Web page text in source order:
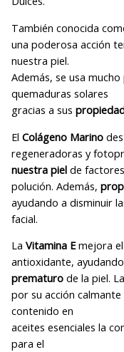
También conocida
una poderosa acción
nuestra piel.
Además, se usa
quemaduras solares
gracias a sus
El Colágeno Marino
regeneradoras y
nuestra pielde
polución. Además,
ayudando a disminuir
facial.
La Vitamina Emejora
antioxidante,
prematurode la piel. La
por su acción
contenido en
aceites esenciales la
para el